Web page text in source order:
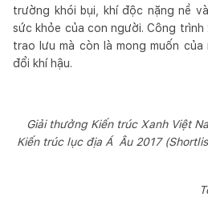
trường khói bụi, khí độc nặng nề
sức khỏe của con người. Công trình
trao lưu mà còn là mong muốn
đổi khí hậu.
Giải thưởng Kiến trúc Xanh Việt
Kiến trúc lục địa Á Âu 2017